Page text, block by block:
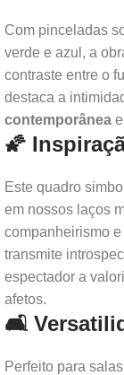
Com pinceladas
verde e azul, a
contraste entre o
destaca a
contemporânea e
🌠
Este quadro
em nossos laços
companheirismo
transmite
espectador a
afetos.
🛋️
Perfeito para